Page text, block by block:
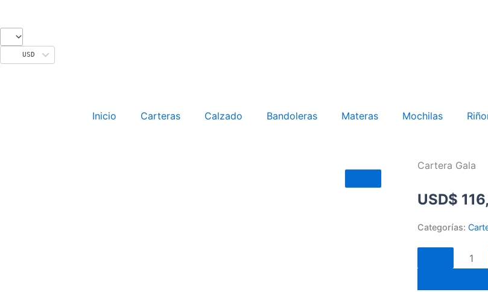
contenido
USD
Inicio Carteras Calzado Bandoleras Materas Mochilas
Cartera Gala
USD$
Categorías:
Cartera
Gala